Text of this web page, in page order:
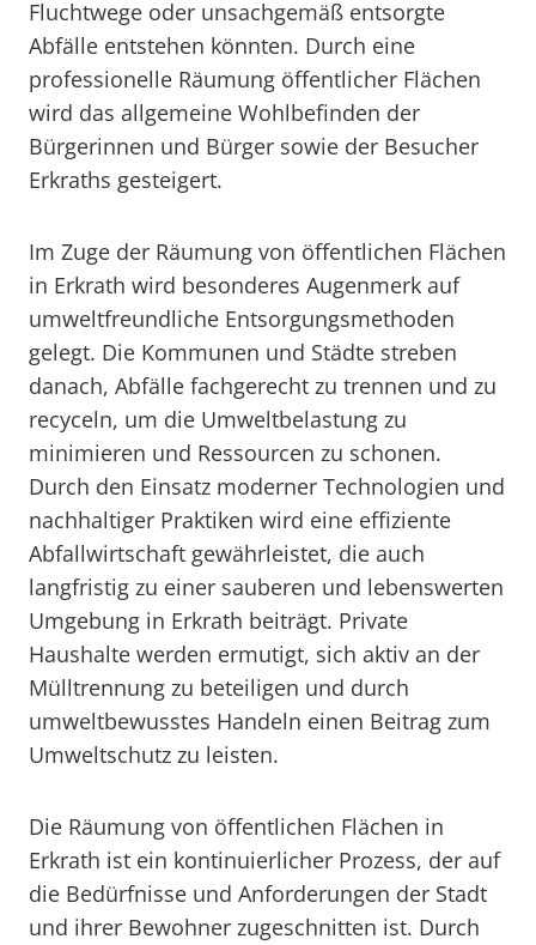
Fluchtwege oder unsachgemäß entsorgte
Abfälle entstehen könnten. Durch eine
professionelle Räumung öffentlicher Flächen
wird das allgemeine Wohlbefinden der
Bürgerinnen und Bürger sowie der Besucher
Erkraths gesteigert.
Im Zuge der Räumung von öffentlichen Flächen
in Erkrath wird besonderes Augenmerk auf
umweltfreundliche Entsorgungsmethoden
gelegt. Die Kommunen und Städte streben
danach, Abfälle fachgerecht zu trennen und zu
recyceln, um die Umweltbelastung zu
minimieren und Ressourcen zu schonen.
Durch den Einsatz moderner Technologien und
nachhaltiger Praktiken wird eine effiziente
Abfallwirtschaft gewährleistet, die auch
langfristig zu einer sauberen und lebenswerten
Umgebung in Erkrath beiträgt. Private
Haushalte werden ermutigt, sich aktiv an der
Mülltrennung zu beteiligen und durch
umweltbewusstes Handeln einen Beitrag zum
Umweltschutz zu leisten.
Die Räumung von öffentlichen Flächen in
Erkrath ist ein kontinuierlicher Prozess, der auf
die Bedürfnisse und Anforderungen der Stadt
und ihrer Bewohner zugeschnitten ist. Durch